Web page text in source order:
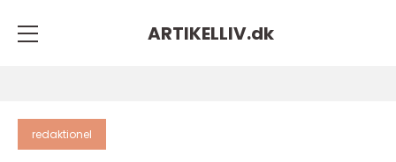
ARTIKELLIV.dk
redaktionel